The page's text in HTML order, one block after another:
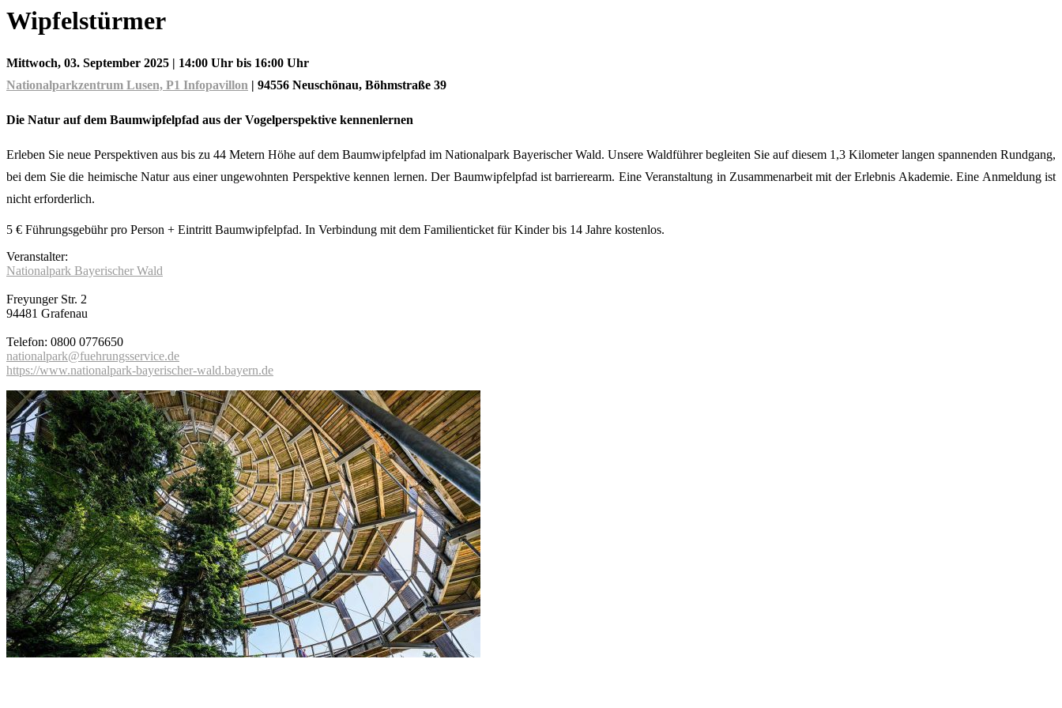
Wipfelstürmer
Mittwoch, 03. September 2025 | 14:00 Uhr bis 16:00 Uhr
Nationalparkzentrum Lusen, P1 Infopavillon | 94556 Neuschönau, Böhmstraße 39
Die Natur auf dem Baumwipfelpfad aus der Vogelperspektive kennenlernen
Erleben Sie neue Perspektiven aus bis zu 44 Metern Höhe auf dem Baumwipfelpfad im Nationalpark Bayerischer Wald. Unsere Waldführer begleiten Sie auf diesem 1,3 Kilometer langen spannenden Rundgang,
bei dem Sie die heimische Natur aus einer ungewohnten Perspektive kennen lernen. Der Baumwipfelpfad ist barrierearm. Eine Veranstaltung in Zusammenarbeit mit der Erlebnis Akademie. Eine Anmeldung ist
nicht erforderlich.
5 € Führungsgebühr pro Person + Eintritt Baumwipfelpfad. In Verbindung mit dem Familienticket für Kinder bis 14 Jahre kostenlos.
Veranstalter:
Nationalpark Bayerischer Wald
Freyunger Str. 2
94481 Grafenau
Telefon: 0800 0776650
nationalpark@fuehrungsservice.de
https://www.nationalpark-bayerischer-wald.bayern.de